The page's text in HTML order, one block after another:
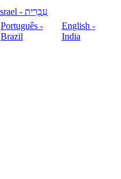
עִבְרִית - Israel
Português -
Brazil
English -
India